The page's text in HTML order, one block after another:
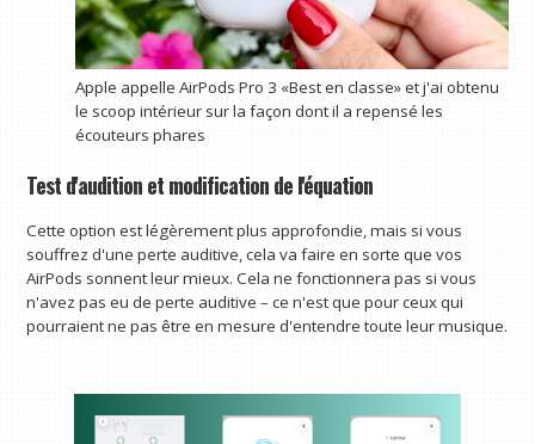
Apple appelle AirPods Pro 3 «Best en classe» et j'ai obtenu
le scoop intérieur sur la façon dont il a repensé les
écouteurs phares
Test d'audition et modification de l'équation
Cette option est légèrement plus approfondie, mais si vous
souffrez d'une perte auditive, cela va faire en sorte que vos
AirPods sonnent leur mieux. Cela ne fonctionnera pas si vous
n'avez pas eu de perte auditive – ce n'est que pour ceux qui
pourraient ne pas être en mesure d'entendre toute leur musique.